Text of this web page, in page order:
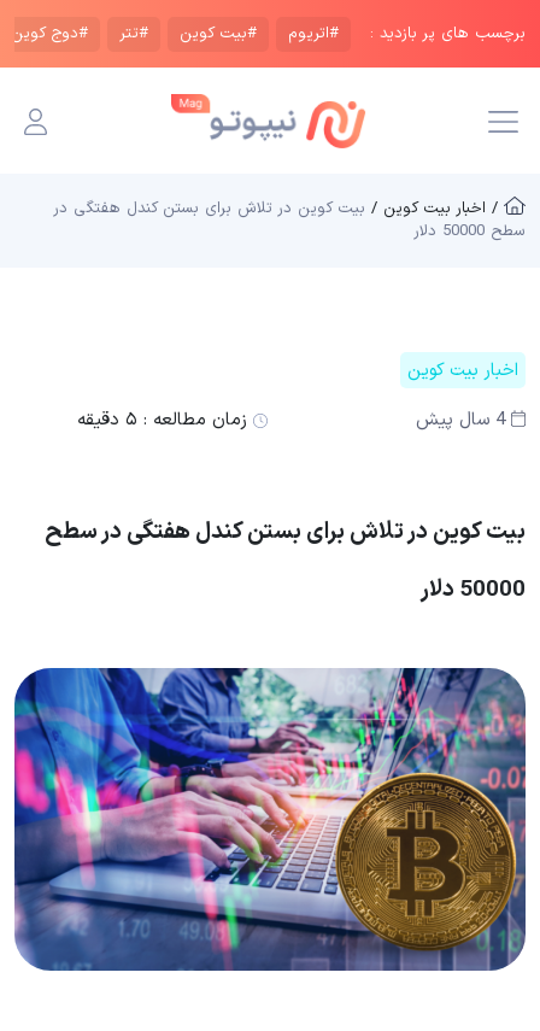
برچسب های پر بازدید : #اتریوم #بیت کوین #تتر #دوج کوین
/ اخبار بیت کوین / بیت کوین در تلاش برای بستن کندل هفتگی در
سطح 50000 دلار
اخبار بیت کوین
4 سال پیش
زمان مطالعه : ۵ دقیقه
بیت کوین در تلاش برای بستن کندل هفتگی در سطح
50000 دلار